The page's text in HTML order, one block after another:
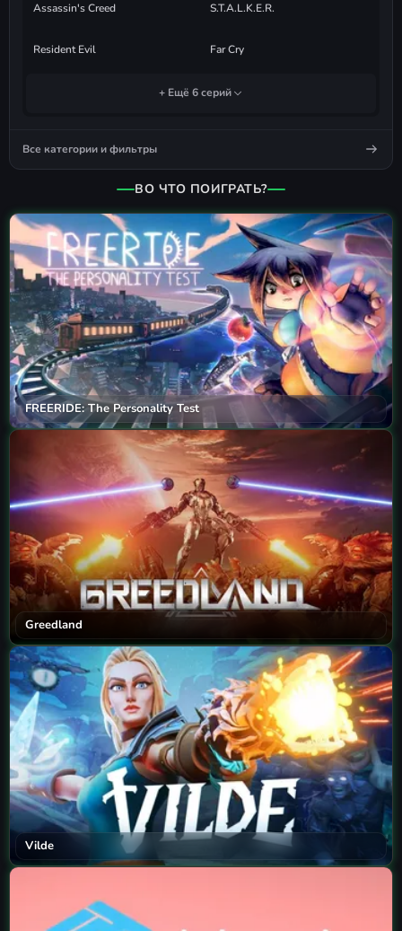
Assassin's Creed S.T.A.L.K.E.R.
Resident Evil Far Cry
+ Ещё 6 серий
Все категории и фильтры
ВО ЧТО ПОИГРАТЬ?
FREERIDE: The Personality Test
Greedland
Vilde